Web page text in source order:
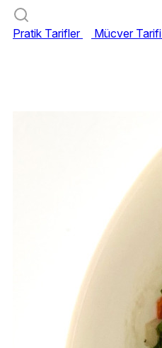
Pratik Tarifler Mücver Tarifi